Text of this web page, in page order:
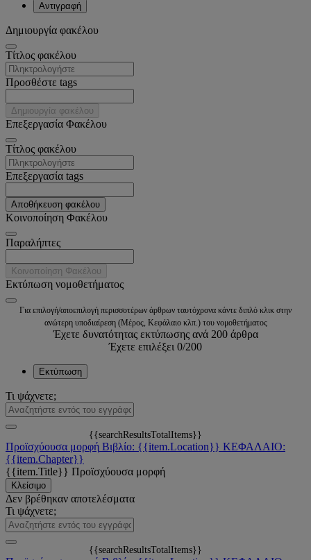
Αντιγραφή
Δημιουργία φακέλου
Tίτλος φακέλου
Προσθέστε tags
Δημιουργία φακέλου
Επεξεργασία Φακέλου
Tίτλος φακέλου
Επεξεργασία tags
Αποθήκευση φακέλου
Κοινοποίηση Φακέλου
Παραλήπτες
Κοινοποίηση Φακέλου
Εκτύπωση νομοθετήματος
Για επιλογή/αποεπιλογή περισσοτέρων άρθρων ταυτόχρονα κάντε διπλό κλικ στην
ανώτερη υποδιαίρεση (Μέρος, Κεφάλαιο κλπ.) του νομοθετήματος
Έχετε δυνατότητας εκτύπωσης ανά 200 άρθρα
Έχετε επιλέξει 0/200
Εκτύπωση
Τι ψάχνετε;
{{searchResultsTotalItems}}
Προϊσχύουσα μορφή Βιβλίο: {{item.Location}} ΚΕΦΑΛΑΙΟ:
{{item.Chapter}}
{{item.Title}} Προϊσχύουσα μορφή
Κλείσιμο
Δεν βρέθηκαν αποτελέσματα
Τι ψάχνετε;
{{searchResultsTotalItems}}